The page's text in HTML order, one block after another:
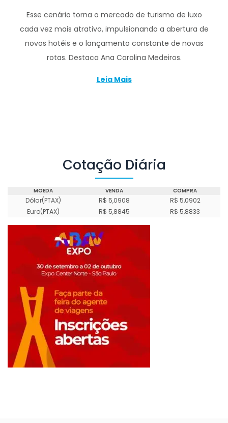
Esse cenário torna o mercado de turismo de luxo
cada vez mais atrativo, impulsionando a abertura de
novos hotéis e o lançamento constante de novas
rotas. Destaca Ana Carolina Medeiros.
Leia Mais
Cotação Diária
MOEDA VENDA COMPRA
Dólar(PTAX) R$ 5,0908
R$ 5,0902
Euro(PTAX)
R$ 5,8845 R$ 5,8833